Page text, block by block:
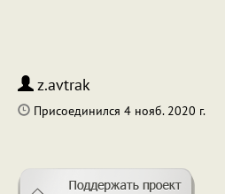
z.avtrak
Присоединился 4 нояб. 2020 г.